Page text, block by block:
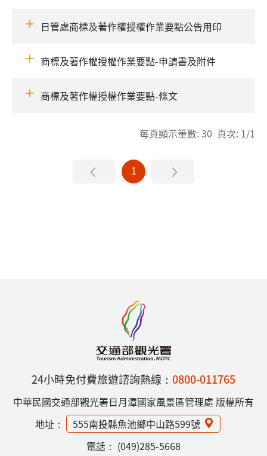
日管處商標及著作權授權作業要點公告用印
商標及著作權授權作業要點-申請書及附件
商標及著作權授權作業要點-條文
每頁顯示筆數: 30 頁次: 1/1
1
24小時免付費旅遊諮詢熱線： 0800-011765
中華民國交通部觀光署日月潭國家風景區管理處 版權所有
地址：
555南投縣魚池鄉中山路599號
電話： (049)285-5668